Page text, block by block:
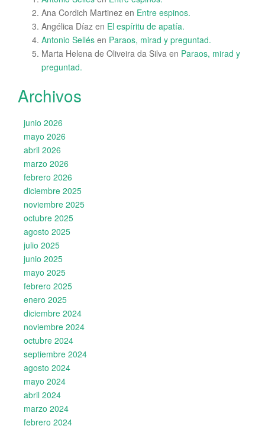
Ana Cordich Martinez en Entre espinos.
Angélica Díaz en El espíritu de apatía.
Antonio Sellés en Paraos, mirad y preguntad.
Marta Helena de Oliveira da Silva en Paraos, mirad y
preguntad.
Archivos
junio 2026
mayo 2026
abril 2026
marzo 2026
febrero 2026
diciembre 2025
noviembre 2025
octubre 2025
agosto 2025
julio 2025
junio 2025
mayo 2025
febrero 2025
enero 2025
diciembre 2024
noviembre 2024
octubre 2024
septiembre 2024
agosto 2024
mayo 2024
abril 2024
marzo 2024
febrero 2024